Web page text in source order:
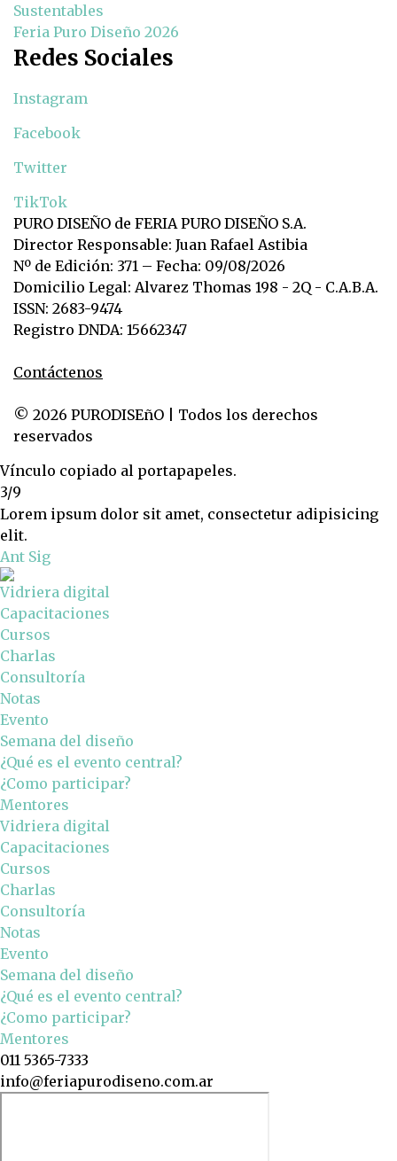
Sustentables
Feria Puro Diseño 2026
Redes Sociales
Instagram
Facebook
Twitter
TikTok
PURO DISEÑO de FERIA PURO DISEÑO S.A.
Director Responsable: Juan Rafael Astibia
Nº de Edición: 371 – Fecha: 09/08/2026
Domicilio Legal: Alvarez Thomas 198 - 2Q - C.A.B.A.
ISSN: 2683-9474
Registro DNDA: 15662347
Contáctenos
© 2026 PURODISEñO | Todos los derechos
reservados
Vínculo copiado al portapapeles.
3/9
Lorem ipsum dolor sit amet, consectetur adipisicing
elit.
Ant Sig
Vidriera digital
Capacitaciones
Cursos
Charlas
Consultoría
Notas
Evento
Semana del diseño
¿Qué es el evento central?
¿Como participar?
Mentores
Vidriera digital
Capacitaciones
Cursos
Charlas
Consultoría
Notas
Evento
Semana del diseño
¿Qué es el evento central?
¿Como participar?
Mentores
011 5365-7333
info@feriapurodiseno.com.ar